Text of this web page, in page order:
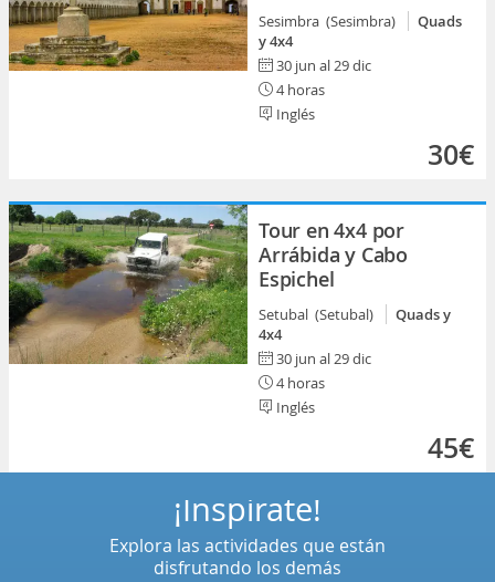
Sesimbra (Sesimbra)
Quads
y 4x4
30 jun al 29 dic
4 horas
Inglés
30€
Tour en 4x4 por
Arrábida y Cabo
Espichel
Setubal (Setubal)
Quads y
4x4
30 jun al 29 dic
4 horas
Inglés
45€
¡Inspírate!
Explora las actividades que están
disfrutando los demás